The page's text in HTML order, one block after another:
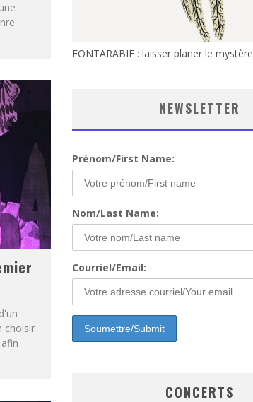
choisir
FONTARABIE : laisser planer le mystère
NEWSLETTER
Prénom/First Name:
Nom/Last Name:
Courriel/Email:
CONCERTS